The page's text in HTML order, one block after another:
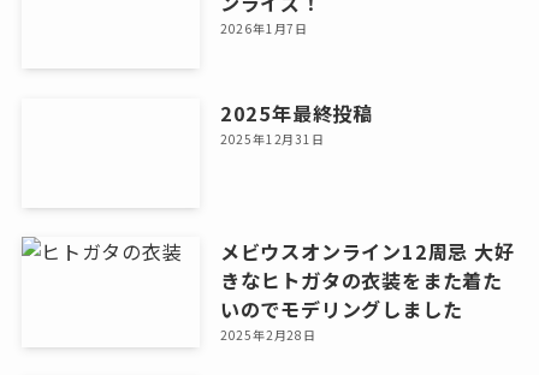
2026年1月7日
2025年最終投稿
2025年12月31日
メビウスオンライン12周忌 大好
きなヒトガタの衣装をまた着た
いのでモデリングしました
2025年2月28日